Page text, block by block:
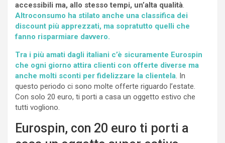
accessibili ma, allo stesso tempi, un’alta qualità.
Altroconsumo ha stilato anche una classifica dei
discount più apprezzati, ma sopratutto quelli che
fanno risparmiare davvero.
Tra i più amati dagli italiani c’è sicuramente Eurospin
che ogni giorno attira clienti con offerte diverse ma
anche molti sconti per fidelizzare la clientela. In
questo periodo ci sono molte offerte riguardo l’estate.
Con solo 20 euro, ti porti a casa un oggetto estivo che
tutti vogliono.
Eurospin, con 20 euro ti porti a